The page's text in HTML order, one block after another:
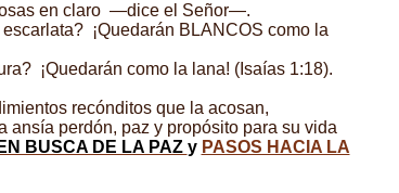
en claro —dice el Señor—.
¡Quedarán BLANCOS como la
¡Quedarán como la lana! (Isaías 1:18).
recónditos que la acosan,
ansía perdón, paz y propósito para su vida
EN BUSCA DE LA PAZ y PASOS HACIA LA